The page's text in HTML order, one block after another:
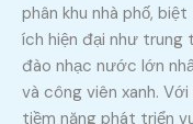
phân khu nhà phố,
ích hiện đại như trung
đào nhạc nước lớn
và công viên xanh.
tiềm năng phát triển